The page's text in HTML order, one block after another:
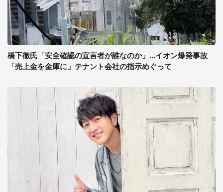
橋下徹氏「安全確認の宣言者が誰なのか」...イオン爆発事故
「売上金を金庫に」テナント会社の指示めぐって